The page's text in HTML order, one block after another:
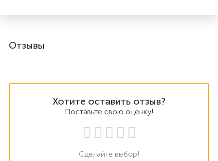
Отзывы
Хотите оставить отзыв?
Поставьте свою оценку!
Сделайте выбор!